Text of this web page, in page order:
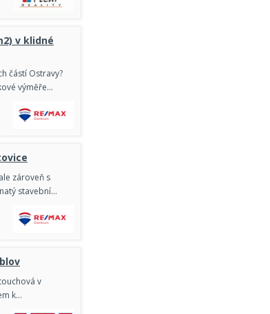
v klidné
částí Ostravy?
výměře…
zároveň s
stavební…
v
k…